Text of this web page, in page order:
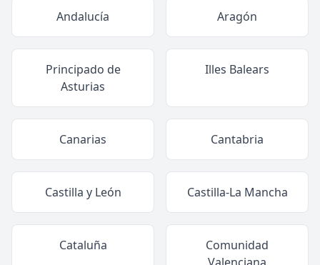
Andalucía Aragón
Principado de
Asturias
Illes Balears
Canarias Cantabria
Castilla y León Castilla-La Mancha
Cataluña
Comunidad